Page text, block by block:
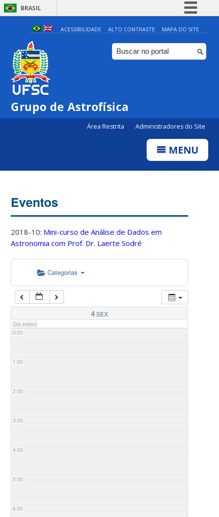
BRASIL
Simplifique!
Comunica BR
Participe
ACESSIBILIDADE ALTO CONTRASTE MAPA DO SITE
Grupo de Astrofísica
Área Restrita Administradores do Site
MENU
Eventos
2018-10: Mini-curso de Análise de Dados em
Astronomia com Prof. Dr. Laerte Sodré
Categorias
4SEX
Dia inteiro
0:00
1:00
2:00
3:00
4:00
5:00
6:00